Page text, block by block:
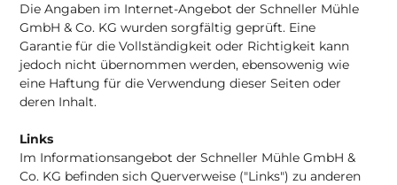
Die Angaben im Internet-Angebot der Schneller Mühle
GmbH & Co. KG wurden sorgfältig geprüft. Eine
Garantie für die Vollständigkeit oder Richtigkeit kann
jedoch nicht übernommen werden, ebensowenig wie
eine Haftung für die Verwendung dieser Seiten oder
deren Inhalt.
Links
Im Informationsangebot der Schneller Mühle GmbH &
Co. KG befinden sich Querverweise ("Links") zu anderen